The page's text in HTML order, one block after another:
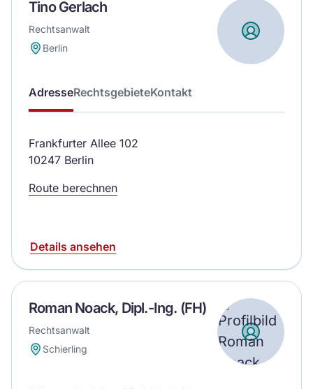
Tino Gerlach
Rechtsanwalt
Berlin
AdresseRechtsgebieteKontakt
Frankfurter Allee 102
10247 Berlin
Route berechnen
Details ansehen
Roman Noack, Dipl.-Ing. (FH)
Rechtsanwalt
Schierling